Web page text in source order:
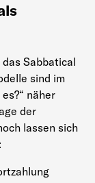
Sabbatical
sind im
näher
der
lassen sich